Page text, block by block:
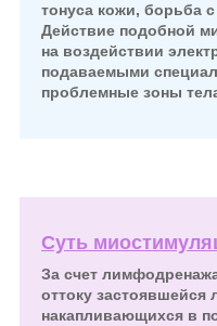
тонуса кожи, борьба
Действие подобной
на воздействии
подаваемыми
проблемные зоны
Суть
За счет
оттоку
накапливающихся в